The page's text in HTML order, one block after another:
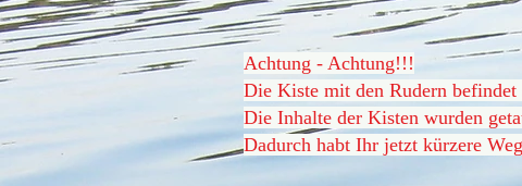
Achtung - Achtung!!!
Die Kiste mit den Rudern befindet
Die Inhalte der Kisten wurden
Dadurch habt Ihr jetzt kürzere